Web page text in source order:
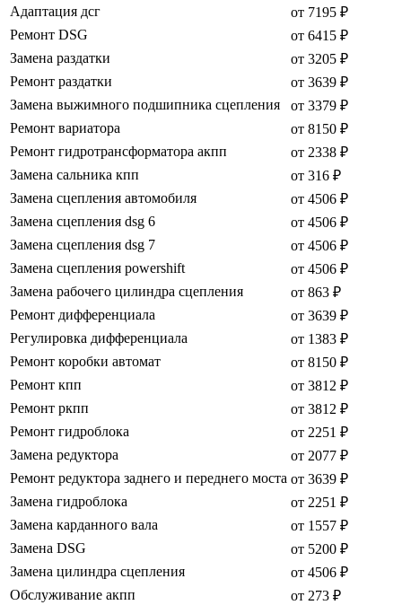
Адаптация дсг
от 7195 ₽
Ремонт DSG
от 6415 ₽
Замена раздатки
от 3205 ₽
Ремонт раздатки
от 3639 ₽
Замена выжимного подшипника сцепления
от 3379 ₽
Ремонт вариатора
от 8150 ₽
Ремонт гидротрансформатора акпп
от 2338 ₽
Замена сальника кпп
от 316 ₽
Замена сцепления автомобиля
от 4506 ₽
Замена сцепления dsg 6
от 4506 ₽
Замена сцепления dsg 7
от 4506 ₽
Замена сцепления powershift
от 4506 ₽
Замена рабочего цилиндра сцепления
от 863 ₽
Ремонт дифференциала
от 3639 ₽
Регулировка дифференциала
от 1383 ₽
Ремонт коробки автомат
от 8150 ₽
Ремонт кпп
от 3812 ₽
Ремонт ркпп
от 3812 ₽
Ремонт гидроблока
от 2251 ₽
Замена редуктора
от 2077 ₽
Ремонт редуктора заднего и переднего моста от 3639 ₽
Замена гидроблока
от 2251 ₽
Замена карданного вала
от 1557 ₽
Замена DSG
от 5200 ₽
Замена цилиндра сцепления
от 4506 ₽
Обслуживание акпп
от 273 ₽